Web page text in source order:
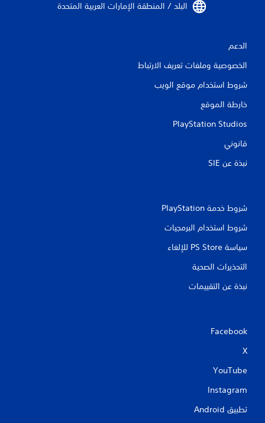
البلد / المنطقة الإمارات العربية المتحدة‏
الدعم
الخصوصية وملفات تعريف الارتباط
شروط استخدام موقع الويب
خارطة الموقع
PlayStation Studios
قانوني
نبذة عن SIE‏
شروط خدمة PlayStation‏
شروط استخدام البرمجيات
سياسة PS Store للإلغاء
التحذيرات الصحية
نبذة عن التقييمات
Facebook
X
YouTube
Instagram
تطبيق Android‏